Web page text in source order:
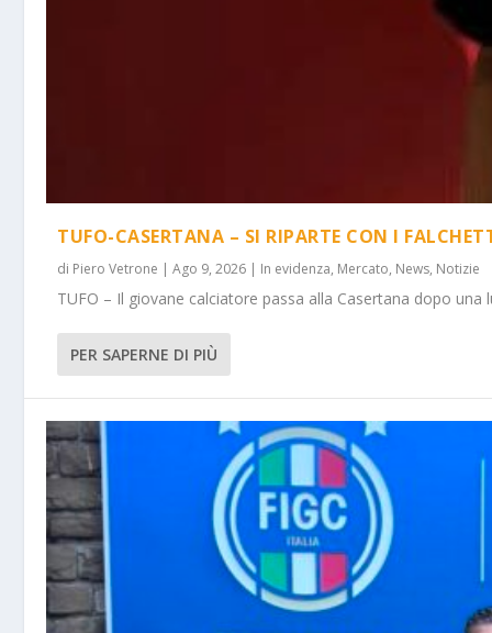
TUFO-CASERTANA – SI RIPARTE CON I
di Piero Vetrone |Ago 9, 2026 | In evidenza, Mercato, News, Notizie
TUFO – Il giovane calciatore passa alla Casertana dopo una
PER SAPERNE DI PIÙ